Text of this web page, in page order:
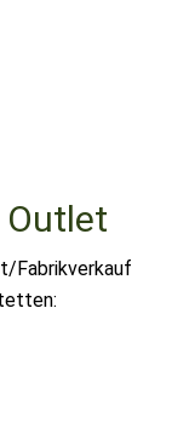
Outlet
Fabrikverkauf